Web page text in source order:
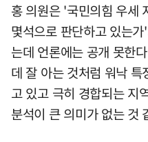
홍 의원은 '국민의힘 우세
몇석으로 판단하고 있는
는데 언론에는 공개 못한
데 잘 아는 것처럼 워낙
고 있고 극히 경합되는 지
분석이 큰 의미가 없는 것